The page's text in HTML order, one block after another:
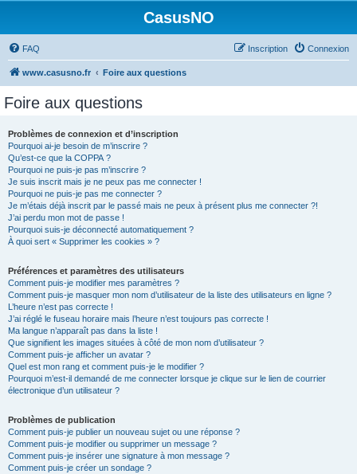
CasusNO
FAQ Connexion
Inscription
www.casusno.fr Foire aux questions
Foire aux questions
Problèmes de connexion et d’inscription
Pourquoi ai-je besoin de m’inscrire ?
Qu’est-ce que la COPPA ?
Pourquoi ne puis-je pas m’inscrire ?
Je suis inscrit mais je ne peux pas me connecter !
Pourquoi ne puis-je pas me connecter ?
Je m’étais déjà inscrit par le passé mais ne peux à présent plus me connecter ?!
J’ai perdu mon mot de passe !
Pourquoi suis-je déconnecté automatiquement ?
À quoi sert « Supprimer les cookies » ?
Préférences et paramètres des utilisateurs
Comment puis-je modifier mes paramètres ?
Comment puis-je masquer mon nom d’utilisateur de la liste des utilisateurs en ligne ?
L’heure n’est pas correcte !
J’ai réglé le fuseau horaire mais l’heure n’est toujours pas correcte !
Ma langue n’apparaît pas dans la liste !
Que signifient les images situées à côté de mon nom d’utilisateur ?
Comment puis-je afficher un avatar ?
Quel est mon rang et comment puis-je le modifier ?
Pourquoi m’est-il demandé de me connecter lorsque je clique sur le lien de courrier
électronique d’un utilisateur ?
Problèmes de publication
Comment puis-je publier un nouveau sujet ou une réponse ?
Comment puis-je modifier ou supprimer un message ?
Comment puis-je insérer une signature à mon message ?
Comment puis-je créer un sondage ?